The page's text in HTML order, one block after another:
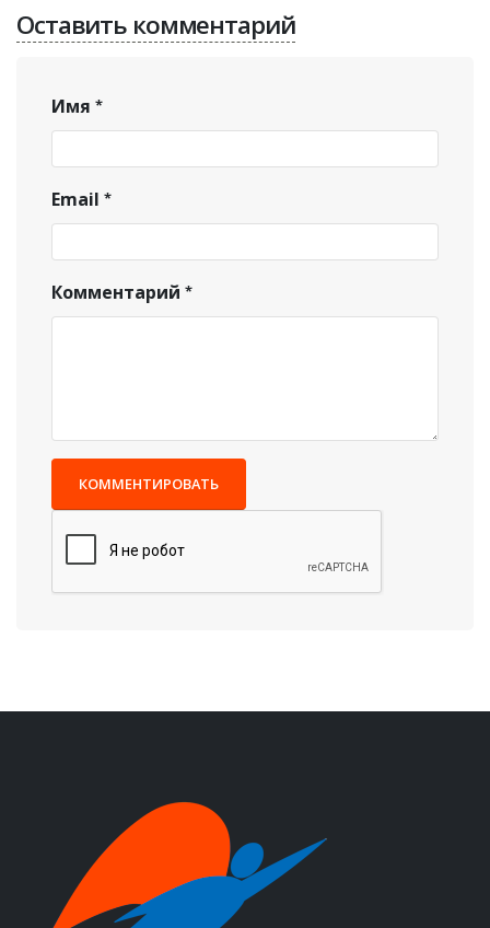
Оставить комментарий
Имя
Email
Комментарий
КОММЕНТИРОВАТЬ